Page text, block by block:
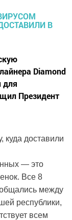
Diamond
для
Президент
куда доставили
— это
Все 8
между
республики,
всем